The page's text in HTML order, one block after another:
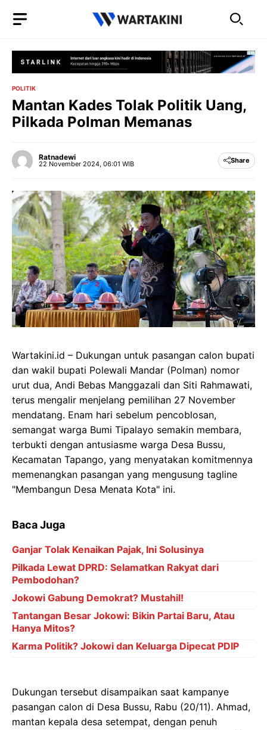
POLITIK
Mantan Kades Tolak Politik Uang,
Pilkada Polman Memanas
Ratnadewi
22 November 2024, 06:01 WIB Share
Wartakini.id – Dukungan untuk pasangan calon bupati
dan wakil bupati Polewali Mandar (Polman) nomor
urut dua, Andi Bebas Manggazali dan Siti Rahmawati,
terus mengalir menjelang pemilihan 27 November
mendatang. Enam hari sebelum pencoblosan,
semangat warga Bumi Tipalayo semakin membara,
terbukti dengan antusiasme warga Desa Bussu,
Kecamatan Tapango, yang menyatakan komitmennya
memenangkan pasangan yang mengusung tagline
"Membangun Desa Menata Kota" ini.
Baca Juga
Ganjar Tolak Kenaikan Pajak, Ini Solusinya
Pilkada Lewat DPRD: Selamatkan Rakyat dari
Pembodohan?
Jokowi Gabung Demokrat? Mustahil!
Tantangan Besar Jokowi: Bikin Partai Baru, Atau
Hanya Mitos?
Karma Politik? Jokowi dan Keluarga Dipecat PDIP
Dukungan tersebut disampaikan saat kampanye
pasangan calon di Desa Bussu, Rabu (20/11). Ahmad,
mantan kepala desa setempat, dengan penuh